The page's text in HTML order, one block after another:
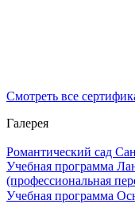
Смотреть все
Галерея
Романтический сад
Учебная программа
(профессиональная
Учебная программа